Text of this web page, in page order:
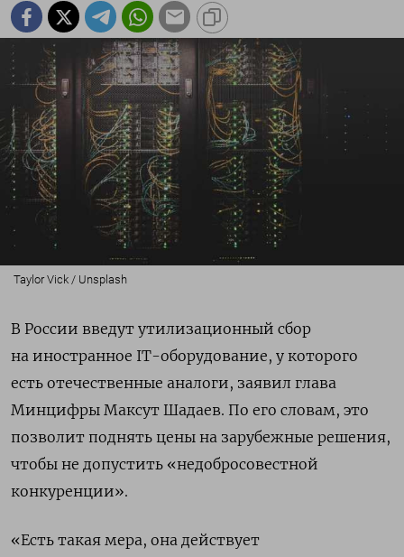
Taylor Vick / Unsplash
В России введут утилизационный сбор
на иностранное IT-оборудование, у которого
есть отечественные аналоги, заявил глава
Минцифры Максут Шадаев. По его словам, это
позволит поднять цены на зарубежные решения,
чтобы не допустить «недобросовестной
конкуренции».
«Есть такая мера, она действует